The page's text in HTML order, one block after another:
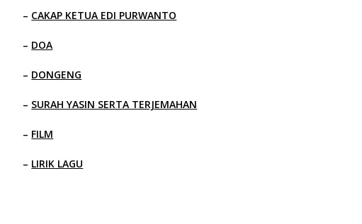
– CAKAP KETUA EDI PURWANTO
– DOA
– DONGENG
– SURAH YASIN SERTA TERJEMAHAN
– FILM
– LIRIK LAGU